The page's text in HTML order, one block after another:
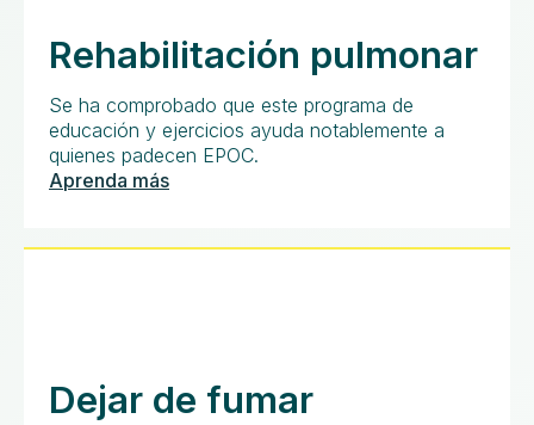
Rehabilitación pulmonar
Se ha comprobado que este programa de
educación y ejercicios ayuda notablemente a
quienes padecen EPOC.
Aprenda más
Dejar de fumar